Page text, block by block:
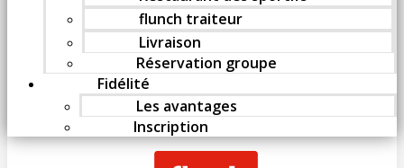
flunch traiteur
Livraison
Réservation groupe
Fidélité
Les avantages
Inscription